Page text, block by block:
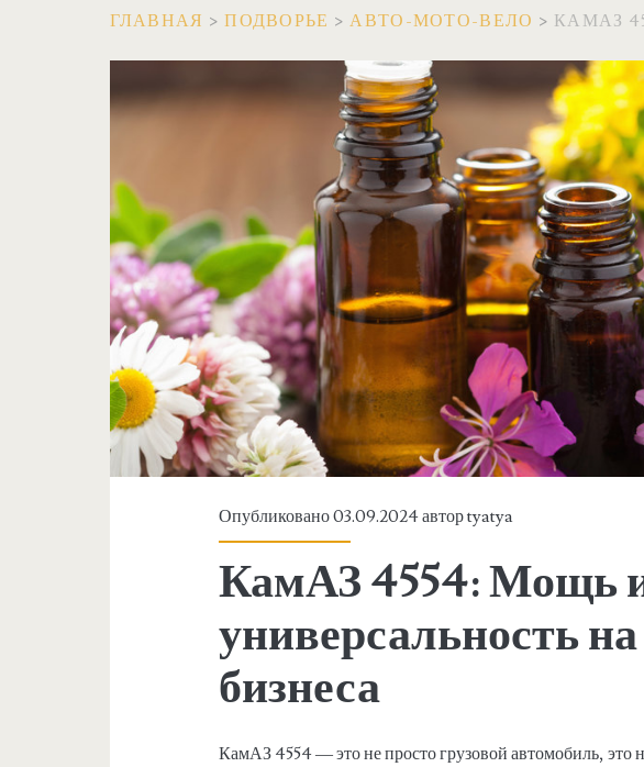
ГЛАВНАЯ >ПОДВОРЬЕ >АВТО-МОТО-ВЕЛО > КАМАЗ
Опубликовано 03.09.2024 авторtyatya
КамАЗ 4554: Мощь
универсальность
бизнеса
КамАЗ 4554 — это не просто грузовой автомобиль, это